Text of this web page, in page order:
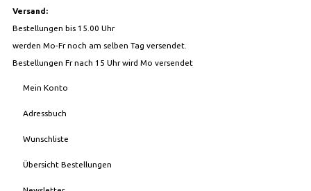
Versand:
Bestellungen bis 15.00 Uhr
werden Mo-Fr noch am selben Tag versendet.
Bestellungen Fr nach 15 Uhr wird Mo versendet
Mein Konto
Adressbuch
Wunschliste
Übersicht Bestellungen